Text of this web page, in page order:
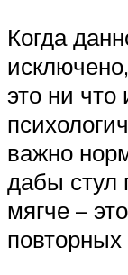
Когда
это ни что
важно
дабы стул
мягче –